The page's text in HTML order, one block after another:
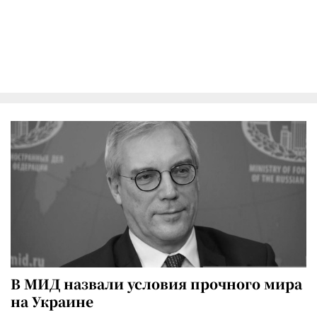
В МИД назвали условия прочного мира
на Украине